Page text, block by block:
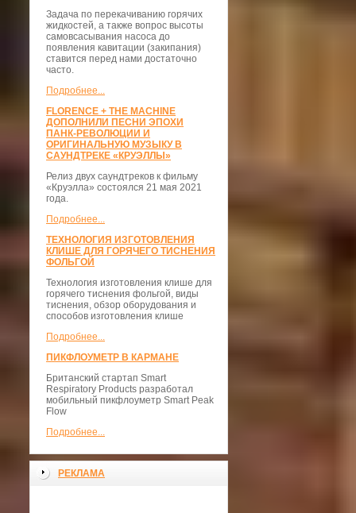
Задача по перекачиванию горячих
жидкостей, а также вопрос высоты
самовсасывания насоса до
появления кавитации (закипания)
ставится перед нами достаточно
часто.
Подробнее...
FLORENCE + THE MACHINE
ДОПОЛНИЛИ ПЕСНИ ЭПОХИ
ПАНК-РЕВОЛЮЦИИ И
ОРИГИНАЛЬНУЮ МУЗЫКУ В
САУНДТРЕКЕ «КРУЭЛЛЫ»
Релиз двух саундтреков к фильму
«Круэлла» состоялся 21 мая 2021
года.
Подробнее...
ТЕХНОЛОГИЯ ИЗГОТОВЛЕНИЯ
КЛИШЕ ДЛЯ ГОРЯЧЕГО ТИСНЕНИЯ
ФОЛЬГОЙ
Технология изготовления клише для
горячего тиснения фольгой, виды
тиснения, обзор оборудования и
способов изготовления клише
Подробнее...
ПИКФЛОУМЕТР В КАРМАНЕ
Британский стартап Smart
Respiratory Products разработал
мобильный пикфлоуметр Smart Peak
Flow
Подробнее...
РЕКЛАМА